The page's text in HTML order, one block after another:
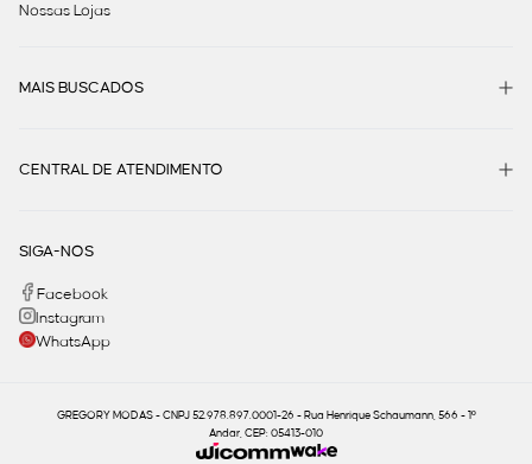
Nossas Lojas
MAIS BUSCADOS
CENTRAL DE ATENDIMENTO
SIGA-NOS
Facebook
Instagram
WhatsApp
GREGORY MODAS - CNPJ 52.978.897.0001-26 - Rua Henrique Schaumann, 566 - 1º
Andar, CEP: 05413-010